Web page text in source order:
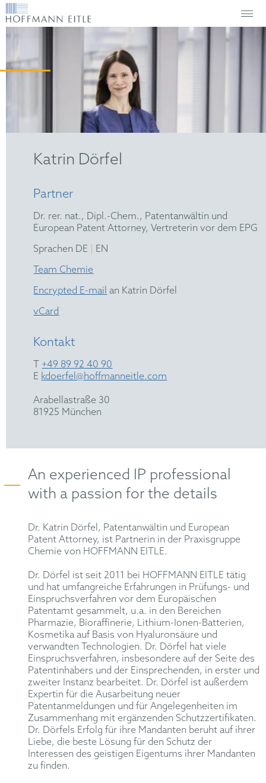
Katrin Dörfel
Partner
Dr. rer. nat., Dipl.-Chem., Patentanwältin und
European Patent Attorney, Vertreterin vor dem EPG
Sprachen DE
EN
Team Chemie
Encrypted E-mail an Katrin Dörfel
vCard
Kontakt
T +49 89 92 40 90
E kdoerfel@hoffmanneitle.com
Arabellastraße 30
81925 München
An experienced IP professional
with a passion for the details
Dr. Katrin Dörfel, Patentanwältin und European
Patent Attorney, ist Partnerin in der Praxisgruppe
Chemie von HOFFMANN EITLE.
Dr. Dörfel ist seit 2011 bei HOFFMANN EITLE tätig
und hat umfangreiche Erfahrungen in Prüfungs- und
Einspruchsverfahren vor dem Europäischen
Patentamt gesammelt, u.a. in den Bereichen
Pharmazie, Bioraffinerie, Lithium-Ionen-Batterien,
Kosmetika auf Basis von Hyaluronsäure und
verwandten Technologien. Dr. Dörfel hat viele
Einspruchsverfahren, insbesondere auf der Seite des
Patentinhabers und der Einsprechenden, in erster und
zweiter Instanz bearbeitet. Dr. Dörfel ist außerdem
Expertin für die Ausarbeitung neuer
Patentanmeldungen und für Angelegenheiten im
Zusammenhang mit ergänzenden Schutzzertifikaten.
Dr. Dörfels Erfolg für ihre Mandanten beruht auf ihrer
Liebe, die beste Lösung für den Schutz der
Interessen des geistigen Eigentums ihrer Mandanten
zu finden.